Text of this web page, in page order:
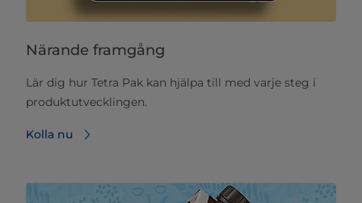
Närande framgång
Lär dig hur Tetra Pak kan hjälpa till med varje steg i
produktutvecklingen.
Kolla nu